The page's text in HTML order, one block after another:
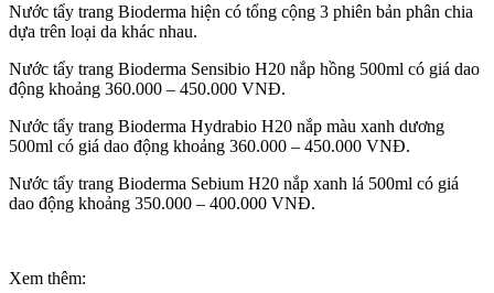
Nước tẩy trang Bioderma hiện có tổng cộng 3 phiên bản phân chia
dựa trên loại da khác nhau.
Nước tẩy trang Bioderma Sensibio H20 nắp hồng 500ml có giá dao
động khoảng 360.000 – 450.000 VNĐ.
Nước tẩy trang Bioderma Hydrabio H20 nắp màu xanh dương
500ml có giá dao động khoảng 360.000 – 450.000 VNĐ.
Nước tẩy trang Bioderma Sebium H20 nắp xanh lá 500ml có giá
dao động khoảng 350.000 – 400.000 VNĐ.
Xem thêm: